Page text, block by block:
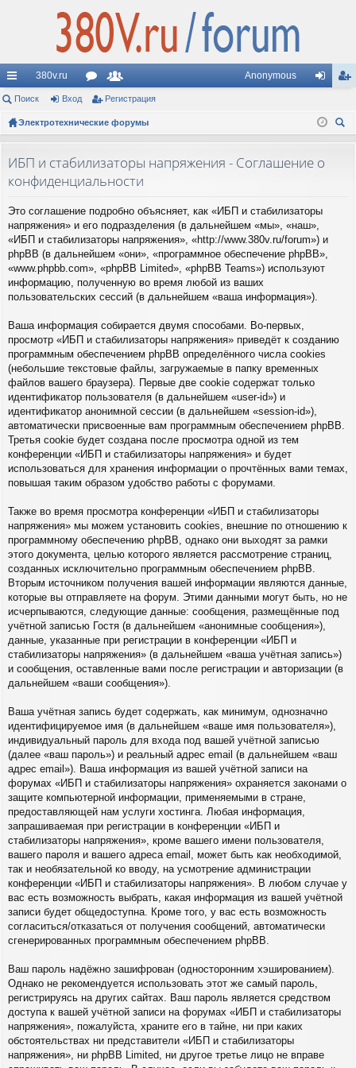
с
ы
и
380v.ru
ор
ум
ол
ьз
ат
Anonymous
д ис
Поиск Вход Регистрация
Электротехнические форумы
ИБП и стабилизаторы напряжения - Соглашение о
конфиденциальности
Это соглашение подробно объясняет, как «ИБП и стабилизаторы
напряжения» и его подразделения (в дальнейшем «мы», «наш»,
«ИБП и стабилизаторы напряжения», «http://www.380v.ru/forum») и
phpBB (в дальнейшем «они», «программное обеспечение phpBB»,
«www.phpbb.com», «phpBB Limited», «phpBB Teams») используют
информацию, полученную во время любой из ваших
пользовательских сессий (в дальнейшем «ваша информация»).
Ваша информация собирается двумя способами. Во-первых,
просмотр «ИБП и стабилизаторы напряжения» приведёт к созданию
программным обеспечением phpBB определённого числа cookies
(небольшие текстовые файлы, загружаемые в папку временных
файлов вашего браузера). Первые две cookie содержат только
идентификатор пользователя (в дальнейшем «user-id») и
идентификатор анонимной сессии (в дальнейшем «session-id»),
автоматически присвоенные вам программным обеспечением phpBB.
Третья cookie будет создана после просмотра одной из тем
конференции «ИБП и стабилизаторы напряжения» и будет
использоваться для хранения информации о прочтённых вами темах,
повышая таким образом удобство работы с форумами.
Также во время просмотра конференции «ИБП и стабилизаторы
напряжения» мы можем установить cookies, внешние по отношению к
программному обеспечению phpBB, однако они выходят за рамки
этого документа, целью которого является рассмотрение страниц,
созданных исключительно программным обеспечением phpBB.
Вторым источником получения вашей информации являются данные,
которые вы отправляете на форум. Этими данными могут быть, но не
исчерпываются, следующие данные: сообщения, размещённые под
учётной записью Гостя (в дальнейшем «анонимные сообщения»),
данные, указанные при регистрации в конференции «ИБП и
стабилизаторы напряжения» (в дальнейшем «ваша учётная запись»)
и сообщения, оставленные вами после регистрации и авторизации (в
дальнейшем «ваши сообщения»).
Ваша учётная запись будет содержать, как минимум, однозначно
идентифицируемое имя (в дальнейшем «ваше имя пользователя»),
индивидуальный пароль для входа под вашей учётной записью
(далее «ваш пароль») и реальный адрес email (в дальнейшем «ваш
адрес email»). Ваша информация из вашей учётной записи на
форумах «ИБП и стабилизаторы напряжения» охраняется законами о
защите компьютерной информации, применяемыми в стране,
предоставляющей нам услуги хостинга. Любая информация,
запрашиваемая при регистрации в конференции «ИБП и
стабилизаторы напряжения», кроме вашего имени пользователя,
вашего пароля и вашего адреса email, может быть как необходимой,
так и необязательной ко вводу, на усмотрение администрации
конференции «ИБП и стабилизаторы напряжения». В любом случае у
вас есть возможность выбрать, какая информация из вашей учётной
записи будет общедоступна. Кроме того, у вас есть возможность
согласиться/отказаться от получения сообщений, автоматически
сгенерированных программным обеспечением phpBB.
Ваш пароль надёжно зашифрован (односторонним хэшированием).
Однако не рекомендуется использовать этот же самый пароль,
регистрируясь на других сайтах. Ваш пароль является средством
доступа к вашей учётной записи на форумах «ИБП и стабилизаторы
напряжения», пожалуйста, храните его в тайне, ни при каких
обстоятельствах ни представители «ИБП и стабилизаторы
напряжения», ни phpBB Limited, ни другое третье лицо не вправе